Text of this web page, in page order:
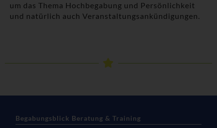
um das Thema Hochbegabung und Persönlichkeit
und natürlich auch Veranstaltungsankündigungen.
Begabungsblick Beratung & Training